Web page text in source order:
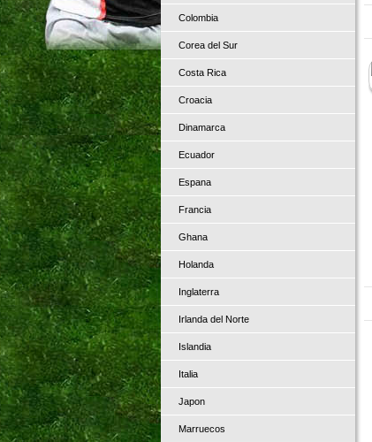
Colombia
Corea del Sur
Costa Rica
Croacia
Dinamarca
Ecuador
Espana
Francia
Ghana
Holanda
Inglaterra
Irlanda del Norte
Islandia
Italia
Japon
Marruecos